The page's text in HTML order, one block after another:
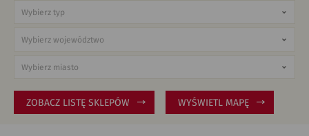
ZOBACZ LISTĘ SKLEPÓW WYŚWIETL MAPĘ